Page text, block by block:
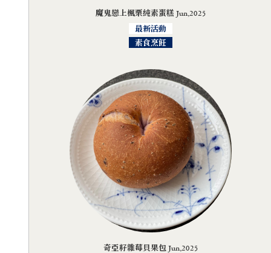
魔鬼戀上楓栗純素蛋糕 Jun,2025
最新活動
素食烹飪
奇亞籽雜莓貝果包 Jun,2025